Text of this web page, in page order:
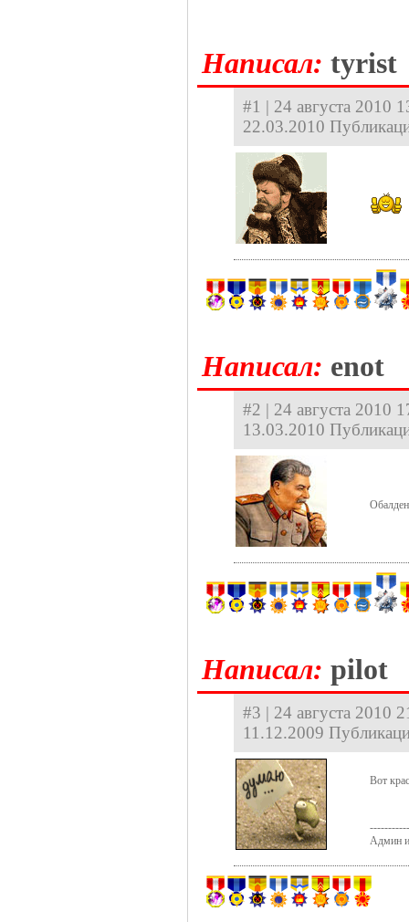
Hаписал: tyrist
#1 | 24 августа 2010
22.03.2010
Hаписал: enot
#2 | 24 августа 2010
13.03.2010
Hаписал: pilot
#3 | 24 августа 2010
11.12.2009
Вот
Админ